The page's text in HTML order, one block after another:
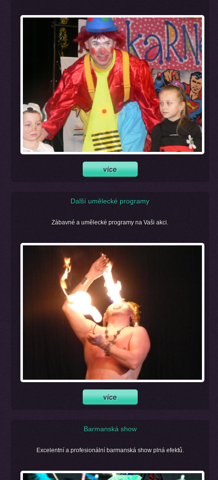
Další umělecké programy
Zábavné a umělecké programy na Vaši akci.
Barmanská show
Excelentní a profesionální barmanská show plná efektů.